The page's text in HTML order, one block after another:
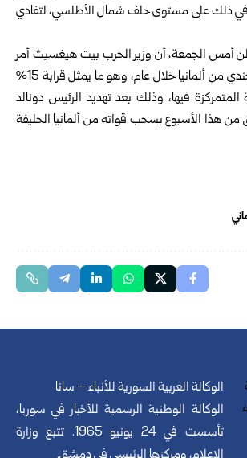
في ذلك على مستوى حلف شمال الأطلسي، لتفادي
أمس الجمعة، أن وزير الحرب بيت هيغسيث أمر
بسحب نحو 5 آلاف جندي من ألمانيا خلال عام، وهو ما يمثل قرابة 15%
المتمركزة فيها، وذلك بعد تهديد الرئيس دونالد
هذا الأسبوع بسحب قواته من ألمانيا الحليفة
الوكالة العربية السورية للأنباء – سانا
الوكالة الوطنية الرسمية للأخبار في سوريا،
تأسست في 24 يونيو 1965. تتبع وزارة